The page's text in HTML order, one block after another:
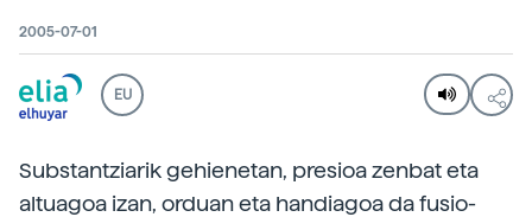
2005-07-01
EU
Substantziarik gehienetan, presioa zenbat eta
altuagoa izan, orduan eta handiagoa da fusio-